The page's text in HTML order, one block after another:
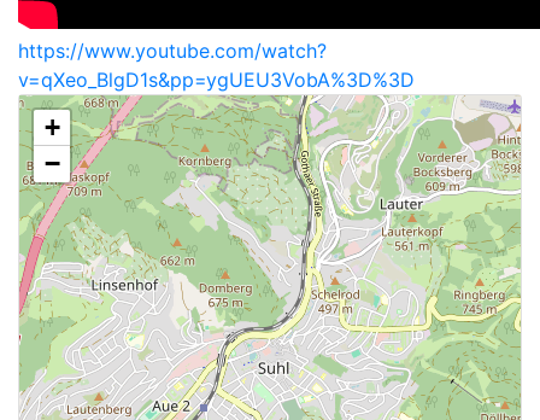
https://www.youtube.com/watch?
v=qXeo_BlgD1s&pp=ygUEU3VobA%3D%3D
+
−